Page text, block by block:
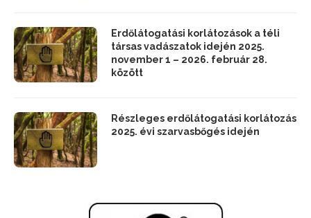
Erdőlátogatási korlátozások a téli
társas vadászatok idején 2025.
november 1 – 2026. február 28.
között
Részleges erdőlátogatási korlátozás
2025. évi szarvasbőgés idején